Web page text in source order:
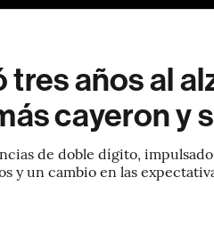
años al
cayeron y
de doble dígito,
y un cambio en las